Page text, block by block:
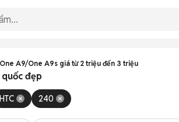
A9/One A9s giá từ 2 triệu đến 3 triệu
đẹp
HTC 240